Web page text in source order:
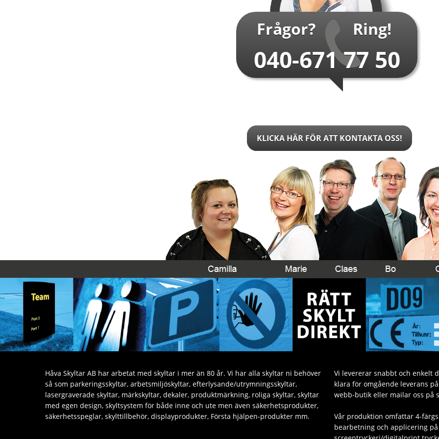
…
Frågor? Ring!
040-671 77 50
KLICKA HÄR FÖR ATT KONTAKTA OSS!
Håva Skyltar AB har arbetat med skyltar i mer än 80 år. Vi har alla skyltar ni behöver
så som parkeringsskyltar, arbetsmiljöskyltar, efterlysande/utrymningsskyltar,
lasergraverade skyltar, märkskyltar, dekaler, produktmärkning, roliga skyltar, skyltar
med egen design, skyltsystem för både inne och ute men även säkerhetsprodukter,
säkerhetsspeglar, skylttillbehör, displayprodukter, Första hjälpen-produkter mm.
Vi levererar snabbt och enkelt
klara för omgående leverans
webb-butik eller mailar oss på
Vår produktion omfattar 4-
bearbetning och applicering